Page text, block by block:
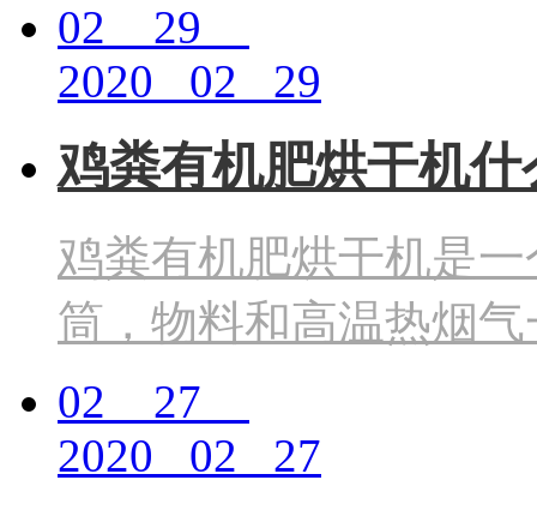
02 29
2020 02 29
鸡粪有机肥烘干机什
鸡粪有机肥烘干机是
筒，物料和高温热烟
02 27
2020 02 27